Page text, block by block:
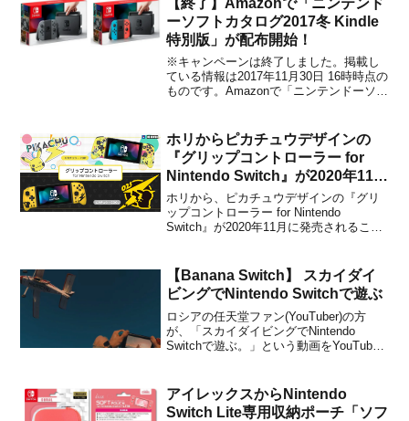
する最新号が2024年3月に発売決...
ーソフトカタログ2017冬 Kindle
特別版」が配布開始！
※キャンペーンは終了しました。掲載し
ている情報は2017年11月30日 16時時点の
ものです。Amazonで「ニンテンドーソフ
ードすると、対象のダウンロード版ソフ
トが販売価格からさらに最大500円...
ホリからピカチュウデザインの
『グリップコントローラー for
Nintendo Switch』が2020年11月
に発売決定！
ホリから、ピカチュウデザインの『グリ
ップコントローラー for Nintendo
Switch』が2020年11月に発売されること
発表済みの「ポケモン グリップコントロ
ーラー」とは別デザインになるようで...
【Banana Switch】 スカイダイ
ビングでNintendo Switchで遊ぶ
ロシアの任天堂ファン(YouTuber)の方
が、「スカイダイビングでNintendo
Switchで遊ぶ。」という動画をYouTube
す。バナナ、ドンキーコング、Nintendo
Switc...
アイレックスからNintendo
Switch Lite専用収納ポーチ「ソフ